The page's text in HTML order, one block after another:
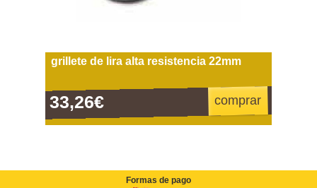
grillete de lira alta resistencia 22mm
33,26€ comprar
Formas de pago